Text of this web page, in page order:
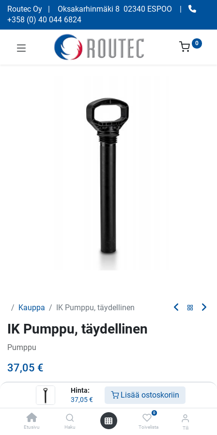
Hinta:
37,05€ Lisää ostoskoriin
Etusivu Haku
0
Toivelista Tili
Routec Oy | Oksakarhinmäki 8 02340 ESPOO
|
+358 (0) 40 044 6824
0
Kauppa IK Pumppu, täydellinen
IK Pumppu, täydellinen
Pumppu
37,05 €
Lisää ostoskoriin
Lisää toivelistalle